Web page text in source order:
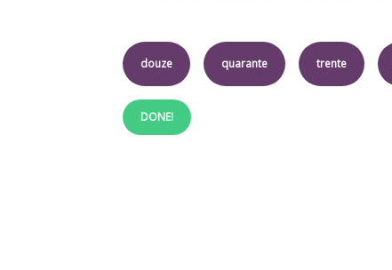
douze quarante trente
DONE!